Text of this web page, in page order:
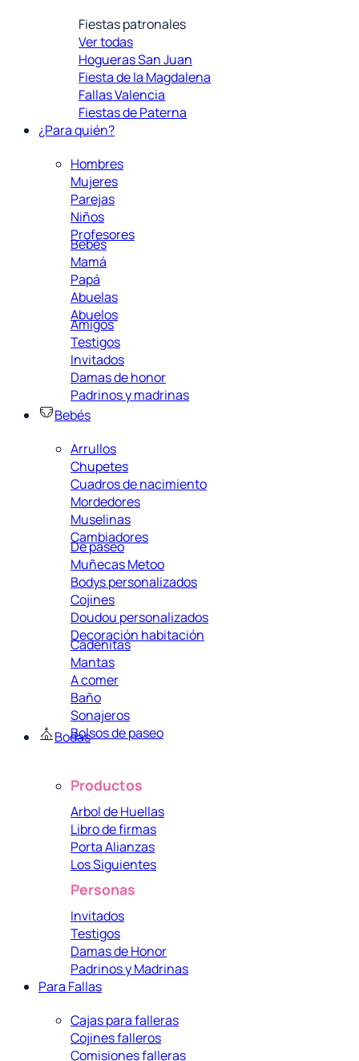
Fiestas patronales
Ver todas
Hogueras San Juan
Fiesta de la Magdalena
Fallas Valencia
Fiestas de Paterna
¿Para quién?
Hombres
Mujeres
Parejas
Niños
Profesores
Bebés
Mamá
Papá
Abuelas
Abuelos
Amigos
Testigos
Invitados
Damas de honor
Padrinos y madrinas
Bebés
Arrullos
Chupetes
Cuadros de nacimiento
Mordedores
Muselinas
Cambiadores
De paseo
Muñecas Metoo
Bodys personalizados
Cojines
Doudou personalizados
Decoración habitación
Cadenitas
Mantas
A comer
Baño
Sonajeros
Bolsos de paseo
Bodas
Productos
Arbol de Huellas
Libro de firmas
Porta Alianzas
Los Siguientes
Personas
Invitados
Testigos
Damas de Honor
Padrinos y Madrinas
Para Fallas
Cajas para falleras
Cojines falleros
Comisiones falleras